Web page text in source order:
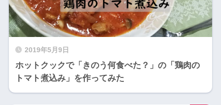
2019年5月9日
ホットクックで「きのう何食べた？」の「鶏肉の
トマト煮込み」を作ってみた